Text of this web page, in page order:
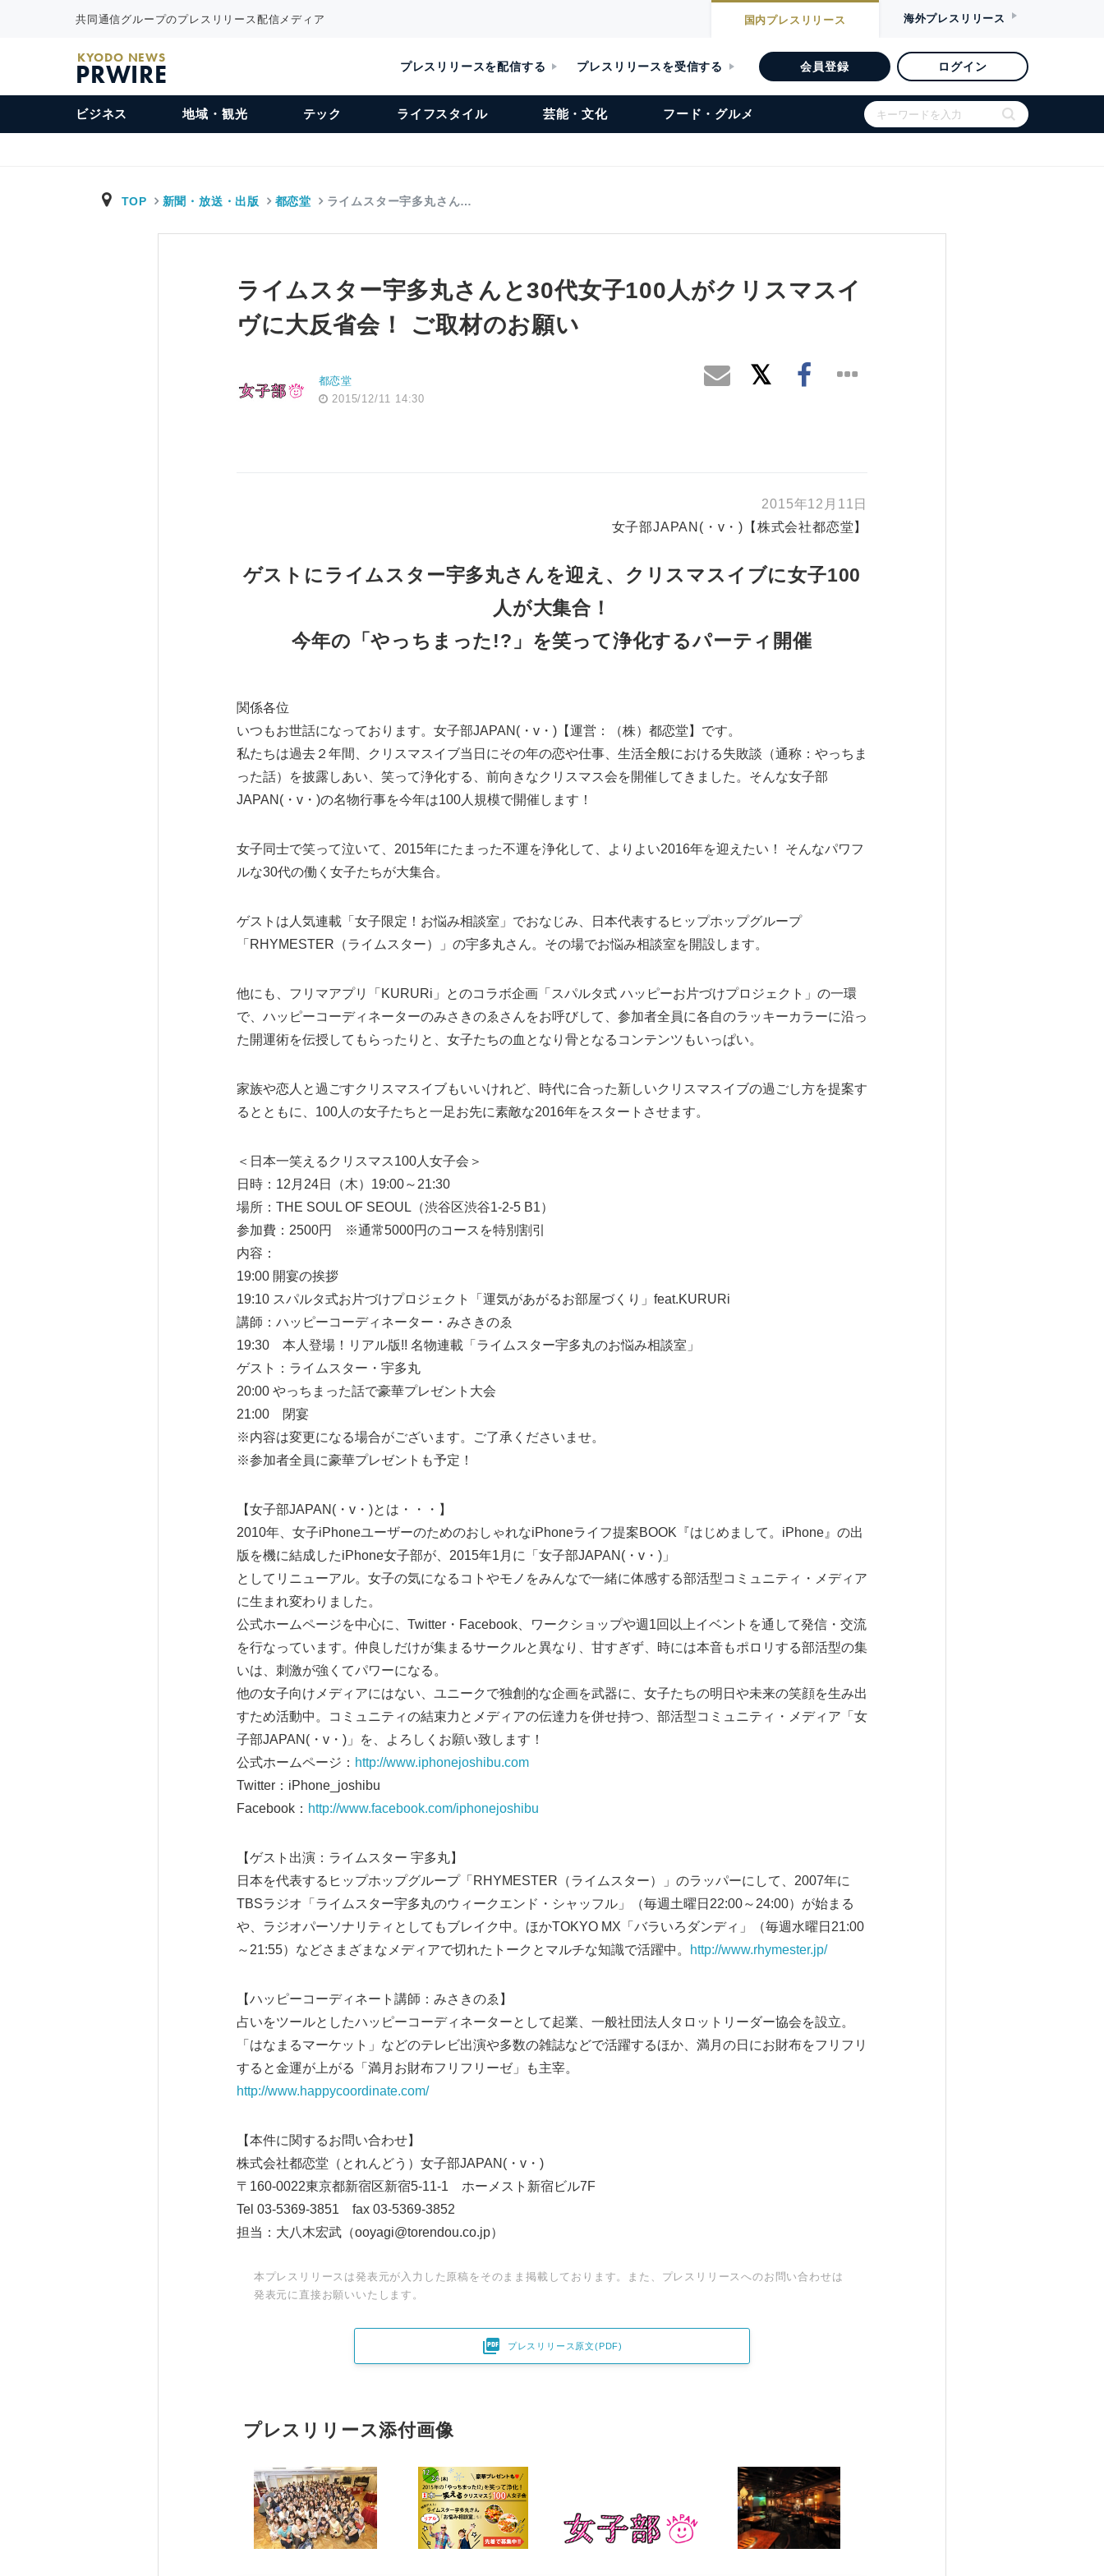
共同通信グループのプレスリリース配信メディア 国内プレスリリース 海外プレスリリース
KYODO NEWS
PRWIRE プレスリリースを配信する プレスリリースを受信する 会員登録 ログイン
ビジネス 地域・観光 テック ライフスタイル 芸能・文化 フード・グルメ
TOP 新聞・放送・出版 都恋堂 ライムスター宇多丸さん…
ライムスター宇多丸さんと30代女子100人がクリスマスイ
ヴに大反省会！ ご取材のお願い
都恋堂
2015/12/11 14:30
2015年12月11日
女子部JAPAN(・v・)【株式会社都恋堂】
ゲストにライムスター宇多丸さんを迎え、クリスマスイブに女子100
人が大集合！
今年の「やっちまった!?」を笑って浄化するパーティ開催
関係各位
いつもお世話になっております。女子部JAPAN(・v・)【運営：（株）都恋堂】です。
私たちは過去２年間、クリスマスイブ当日にその年の恋や仕事、生活全般における失敗談（通称：やっちま
った話）を披露しあい、笑って浄化する、前向きなクリスマス会を開催してきました。そんな女子部
JAPAN(・v・)の名物行事を今年は100人規模で開催します！
女子同士で笑って泣いて、2015年にたまった不運を浄化して、よりよい2016年を迎えたい！ そんなパワフ
ルな30代の働く女子たちが大集合。
ゲストは人気連載「女子限定！お悩み相談室」でおなじみ、日本代表するヒップホップグループ
「RHYMESTER（ライムスター）」の宇多丸さん。その場でお悩み相談室を開設します。
他にも、フリマアプリ「KURURi」とのコラボ企画「スパルタ式 ハッピーお片づけプロジェクト」の一環
で、ハッピーコーディネーターのみさきのゑさんをお呼びして、参加者全員に各自のラッキーカラーに沿っ
た開運術を伝授してもらったりと、女子たちの血となり骨となるコンテンツもいっぱい。
家族や恋人と過ごすクリスマスイブもいいけれど、時代に合った新しいクリスマスイブの過ごし方を提案す
るとともに、100人の女子たちと一足お先に素敵な2016年をスタートさせます。
＜日本一笑えるクリスマス100人女子会＞
日時：12月24日（木）19:00～21:30
場所：THE SOUL OF SEOUL（渋谷区渋谷1-2-5 B1）
参加費：2500円 ※通常5000円のコースを特別割引
内容：
19:00 開宴の挨拶
19:10 スパルタ式お片づけプロジェクト「運気があがるお部屋づくり」feat.KURURi
講師：ハッピーコーディネーター・みさきのゑ
19:30 本人登場！リアル版!! 名物連載「ライムスター宇多丸のお悩み相談室」
ゲスト：ライムスター・宇多丸
20:00 やっちまった話で豪華プレゼント大会
21:00 閉宴
※内容は変更になる場合がございます。ご了承くださいませ。
※参加者全員に豪華プレゼントも予定！
【女子部JAPAN(・v・)とは・・・】
2010年、女子iPhoneユーザーのためのおしゃれなiPhoneライフ提案BOOK『はじめまして。iPhone』の出
版を機に結成したiPhone女子部が、2015年1月に「女子部JAPAN(・v・)」
としてリニューアル。女子の気になるコトやモノをみんなで一緒に体感する部活型コミュニティ・メディア
に生まれ変わりました。
公式ホームページを中心に、Twitter・Facebook、ワークショップや週1回以上イベントを通して発信・交流
を行なっています。仲良しだけが集まるサークルと異なり、甘すぎず、時には本音もポロリする部活型の集
いは、刺激が強くてパワーになる。
他の女子向けメディアにはない、ユニークで独創的な企画を武器に、女子たちの明日や未来の笑顔を生み出
すため活動中。コミュニティの結束力とメディアの伝達力を併せ持つ、部活型コミュニティ・メディア「女
子部JAPAN(・v・)」を、よろしくお願い致します！
公式ホームページ： http://www.iphonejoshibu.com
Twitter：iPhone_joshibu
Facebook： http://www.facebook.com/iphonejoshibu
【ゲスト出演：ライムスター 宇多丸】
日本を代表するヒップホップグループ「RHYMESTER（ライムスター）」のラッパーにして、2007年に
TBSラジオ「ライムスター宇多丸のウィークエンド・シャッフル」（毎週土曜日22:00～24:00）が始まる
や、ラジオパーソナリティとしてもブレイク中。ほかTOKYO MX「バラいろダンディ」（毎週水曜日21:00
～21:55）などさまざまなメディアで切れたトークとマルチな知識で活躍中。
http://www.rhymester.jp/
【ハッピーコーディネート講師：みさきのゑ】
占いをツールとしたハッピーコーディネーターとして起業、一般社団法人タロットリーダー協会を設立。
「はなまるマーケット」などのテレビ出演や多数の雑誌などで活躍するほか、満月の日にお財布をフリフリ
すると金運が上がる「満月お財布フリフリーゼ」も主宰。
http://www.happycoordinate.com/
【本件に関するお問い合わせ】
株式会社都恋堂（とれんどう）女子部JAPAN(・v・)
〒160-0022東京都新宿区新宿5-11-1 ホーメスト新宿ビル7F
Tel 03-5369-3851 fax 03-5369-3852
担当：大八木宏武（ooyagi@torendou.co.jp）
本プレスリリースは発表元が入力した原稿をそのまま掲載しております。また、プレスリリースへのお問い合わせは
発表元に直接お願いいたします。
 プレスリリース原文(PDF)
プレスリリース添付画像
Japanese
English